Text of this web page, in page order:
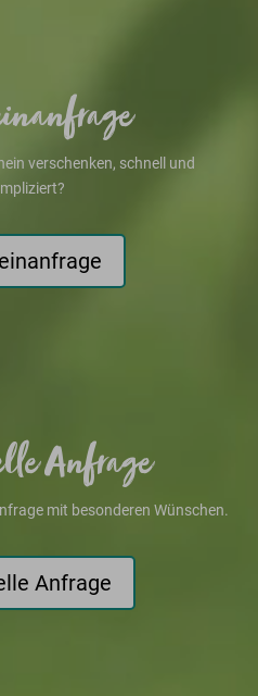
verschenken, schnell und
Anfrage
mit besonderen Wünschen.
Anfrage